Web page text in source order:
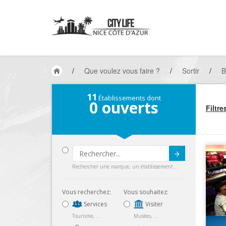
/ Que voulez vous faire ? / Sortir /
11 Établissements dont
0 ouverts
Rechercher une marque, un établissement...
Vous recherchez:
Services
Tourisme, ...
Vous souhaitez:
Visiter
Musées, ...